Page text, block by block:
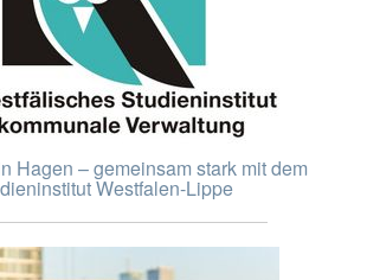
Hagen – gemeinsam stark mit dem
Westfalen-Lippe